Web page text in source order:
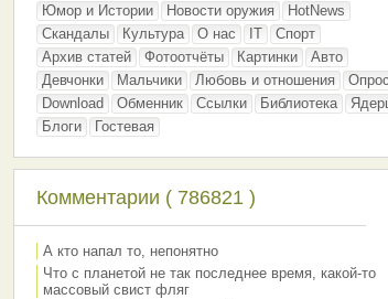
Юмор и Истории
Новости оружия
HotNews
Скандалы
Культура О нас IT
Спорт
Архив статей
Фотоотчёты Картинки
Авто
Девчонки
Мальчики Любовь и отношения
Download
Обменник Ссылки Библиотека
Блоги
Гостевая
Комментарии ( 786821 )
А кто напал то, непонятно
Что с планетой не так последнее время, какой-то
массовый свист фляг